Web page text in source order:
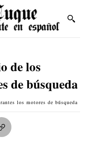
de los
de búsqueda
los motores de búsqueda